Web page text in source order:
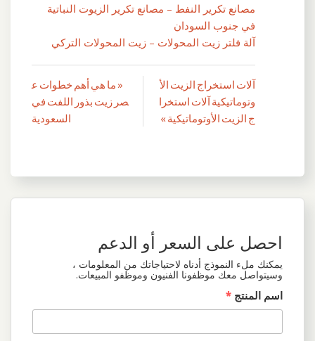
مصانع تكرير النفط – مصانع تكرير الزيوت النباتية
في جنوب السودان
آلة فلتر زيت المحولات – زيت المحولات التركي
تصفّح
المقالات
« ما هي أهم خطوات ع
صر زيت بذور اللفت في
السعودية
آلات استخراج الزيت الأ
وتوماتيكية آلات استخرا
ج الزيت الأوتوماتيكية »
احصل على السعر أو الدعم
يمكنك ملء النموذج أدناه لاحتياجاتك من المعلومات ،
وسيتواصل معك موظفونا الفنيون وموظفو المبيعات.
اسم المنتج *